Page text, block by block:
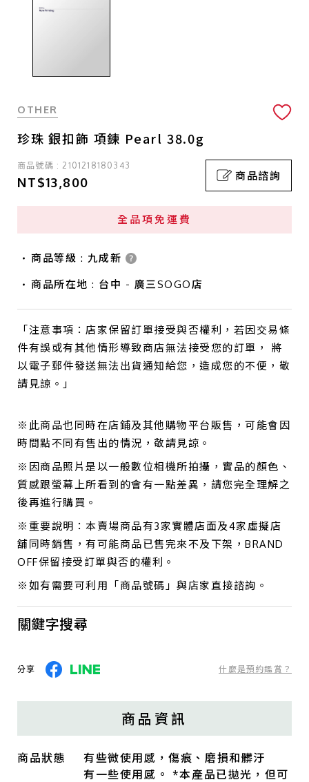
OTHER
珍珠 銀扣飾 項鍊 Pearl 38.0g
商品號碼 : 2101218180343
NT$13,800 商品諮詢
全品項免運費
商品等級 : 九成新
商品所在地 : 台中 - 廣三SOGO店
「注意事項：店家保留訂單接受與否權利，若因交易條
件有誤或有其他情形導致商店無法接受您的訂單， 將
以電子郵件發送無法出貨通知給您，造成您的不便，敬
請見諒。」
※此商品也同時在店鋪及其他購物平台販售，可能會因
時間點不同有售出的情況，敬請見諒。
※因商品照片是以一般數位相機所拍攝，實品的顏色、
質感跟螢幕上所看到的會有一點差異，請您完全理解之
後再進行購買。
※重要說明：本賣場商品有3家實體店面及4家虛擬店
舖同時銷售，有可能商品已售完來不及下架，BRAND
OFF保留接受訂單與否的權利。
※如有需要可利用「商品號碼」與店家直接諮詢。
關鍵字搜尋
分享 什麼是預約鑑賞？
商品資訊
商品狀態
有些微使用感，傷痕、磨損和髒汙
有一些使用感。 *本產品已拋光，但可